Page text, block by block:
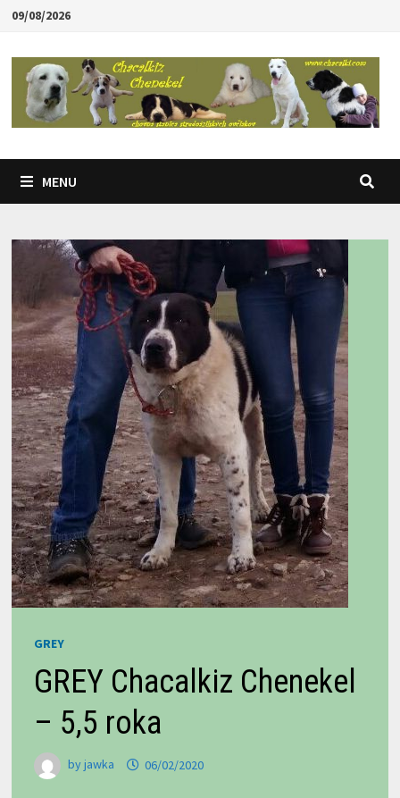
Skip
content
09/08/2026
MENU
GREY
GREY Chacalkiz Chenekel
– 5,5 roka
byjawka 06/02/2020